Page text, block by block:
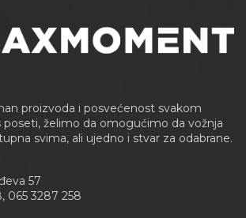
proizvoda i posvećenost svakom
poseti, želimo da omogućimo da vožnja
svima, ali ujedno i stvar za odabrane.
57
065 3287 258